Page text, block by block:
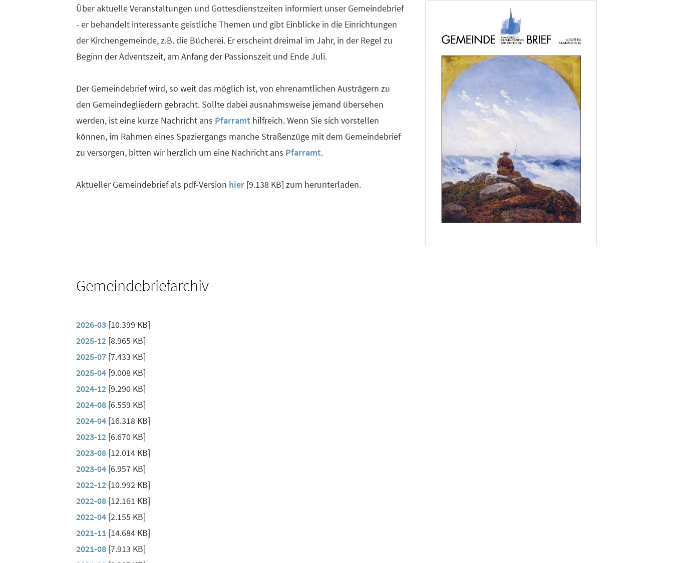
Über aktuelle Veranstaltungen und Gottesdienstzeiten informiert unser Gemeindebrief
- er behandelt interessante geistliche Themen und gibt Einblicke in die Einrichtungen
der Kirchengemeinde, z.B. die Bücherei. Er erscheint dreimal im Jahr, in der Regel zu
Beginn der Adventszeit, am Anfang der Passionszeit und Ende Juli.
Der Gemeindebrief wird, so weit das möglich ist, von ehrenamtlichen Austrägern zu
den Gemeindegliedern gebracht. Sollte dabei ausnahmsweise jemand übersehen
werden, ist eine kurze Nachricht ans Pfarramt hilfreich. Wenn Sie sich vorstellen
können, im Rahmen eines Spaziergangs manche Straßenzüge mit dem Gemeindebrief
zu versorgen, bitten wir herzlich um eine Nachricht ans Pfarramt.
Aktueller Gemeindebrief als pdf-Version hier [9.138 KB] zum herunterladen.
Gemeindebriefarchiv
2026-03 [10.399 KB]
2025-12 [8.965 KB]
2025-07 [7.433 KB]
2025-04 [9.008 KB]
2024-12 [9.290 KB]
2024-08 [6.559 KB]
2024-04 [16.318 KB]
2023-12 [6.670 KB]
2023-08 [12.014 KB]
2023-04 [6.957 KB]
2022-12 [10.992 KB]
2022-08 [12.161 KB]
2022-04 [2.155 KB]
2021-11 [14.684 KB]
2021-08 [7.913 KB]